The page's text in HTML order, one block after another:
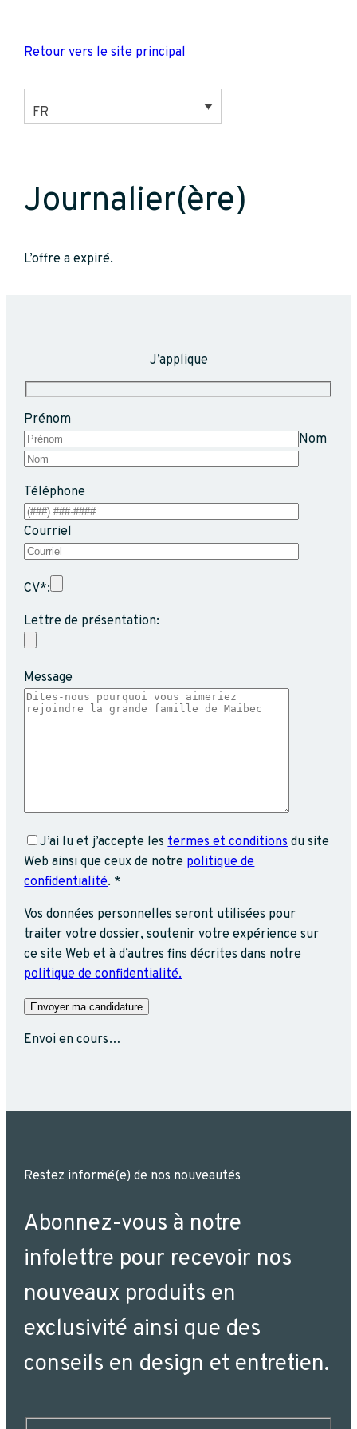
contenu
Retour vers le site principal
FR
Journalier(ère)
L’offre a expiré.
J’applique
Prénom
Nom
Téléphone
Courriel
CV*:
Lettre de présentation:
Message
J’ai lu et j’accepte les termes et conditions du site
Web ainsi que ceux de notre politique de
confidentialité. *
Vos données personnelles seront utilisées pour
traiter votre dossier, soutenir votre expérience sur
ce site Web et à d’autres fins décrites dans notre
politique de confidentialité.
Envoi en cours…
Restez informé(e) de nos nouveautés
Abonnez-vous à notre
infolettre pour recevoir nos
nouveaux produits en
exclusivité ainsi que des
conseils en design et entretien.